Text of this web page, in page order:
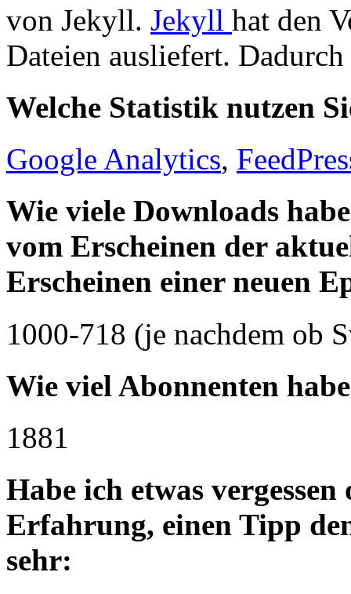
von Jekyll. Jekyll hat den
Dateien ausliefert.
Welche Statistik nutzen
Google Analytics,
Wie viele Downloads
vom Erscheinen der
Erscheinen einer neuen
1000-718 (je nachdem ob
Wie viel Abonnenten
1881
Habe ich etwas
Erfahrung, einen Tipp
sehr: